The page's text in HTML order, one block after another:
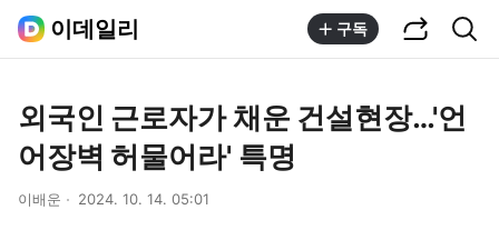
이데일리 구독
외국인 근로자가 채운 건설현장…'언
어장벽 허물어라' 특명
이배운 2024. 10. 14. 05:01